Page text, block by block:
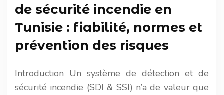
de sécurité incendie en
Tunisie : fiabilité, normes et
prévention des risques
Introduction Un système de détection et de
sécurité incendie (SDI & SSI) n’a de valeur que